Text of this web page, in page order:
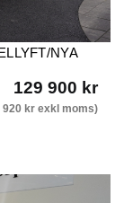
NYA
129 900 kr
920 kr exkl moms)